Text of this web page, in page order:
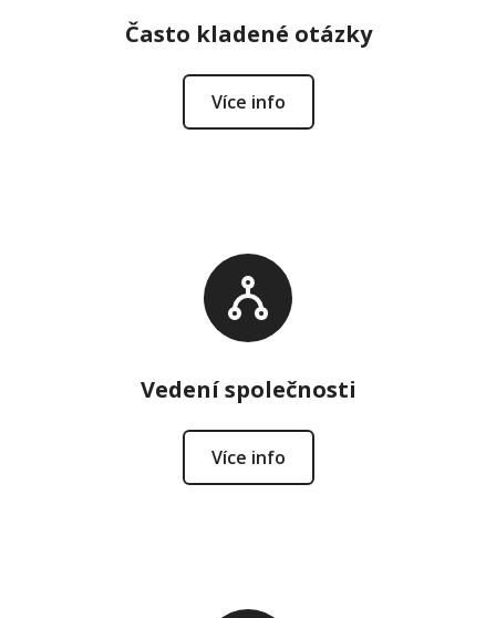
Často kladené otázky
Více info
Vedení společnosti
Více info